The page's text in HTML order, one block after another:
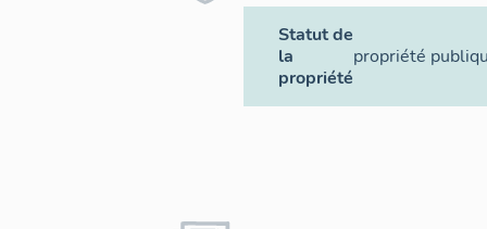
Statut de
la
propriété
propriété